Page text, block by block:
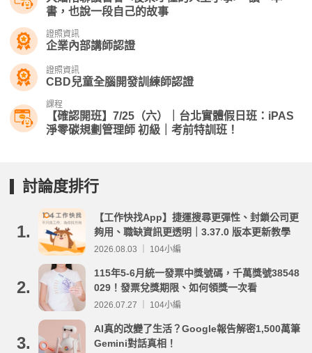
書，也說一段自己的故事
證照資訊
企業內部講師認證
證照資訊
CBD兒童全腦開發訓練師認證
課程
【確認開班】7/25（六）｜台北實體假日班：iPAS
淨零碳規劃管理師 初級｜考前特訓班！
討論度排行
1.
【工作快找App】捷運搜尋更彈性、封鎖公司更
夠用、職缺資訊更透明｜3.37.0 版本更新教學
2026.08.03 ｜ 104小編
2.
115年5-6月統一發票中獎號碼，千萬獎號38548
029！發票兌獎期限、如何領獎一次看
2026.07.27 ｜ 104小編
3.
AI真的改變了生活？Google報告解密1,500萬筆
Gemini對話真相！